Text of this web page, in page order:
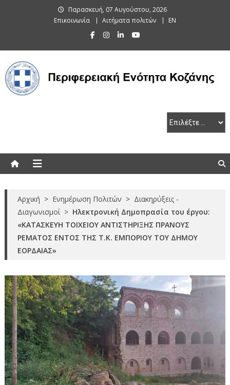
Παρασκευή, 07 Αυγούστου, 2026
Επικοινωνία
Αιτήματα πολιτών EN
Αρχική > Ενημέρωση Πολιτών > Διακηρύξεις -
Διαγωνισμοί > Ηλεκτρονική Δημοπρασία του έργου:
«ΚΑΤΑΣΚΕΥΗ ΤΟΙΧΕΙΟΥ ΑΝΤΙΣΤΗΡΙΞΗΣ ΠΡΑΝΟΥΣ
ΡΕΜΑΤΟΣ ΕΝΤΟΣ ΤΗΣ Τ.Κ. ΕΜΠΟΡΙΟΥ ΤΟΥ ΔΗΜΟΥ
ΕΟΡΔΑΙΑΣ»